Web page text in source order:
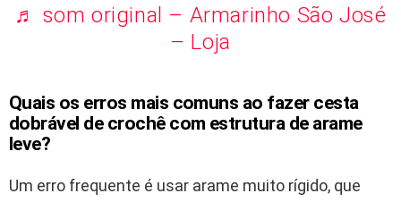
♬ som original – Armarinho São José
– Loja
Quais os erros mais comuns ao fazer cesta
dobrável de crochê com estrutura de arame
leve?
Um erro frequente é usar arame muito rígido, que